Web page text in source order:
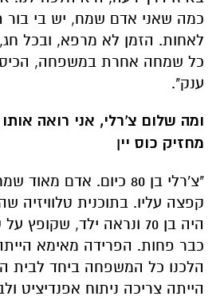
כמה שאני אדם שמח, יש בי בור
לאחות. הזמן לא מרפא, ובכל
כל שמחה אחרת במשפחה,
ענק".
ומה שלום צ'רלי, אני רואה
מחזיק כוס יין
"צ'רלי בן 80 כיום. אדם
קפצה עליו. בתוכנית טלוויזיה
היה בן 70 ונראה ילד,
כבר פחות. הפרידה מאימא
הלכנו כל המשפחה ביחד לבית
הייתה צריכה ניתוח אפנדיציט